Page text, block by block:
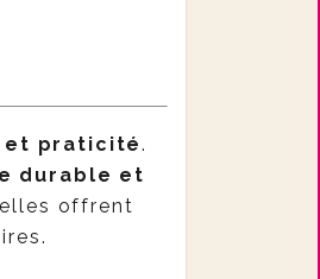
et praticité.
durable et
offrent